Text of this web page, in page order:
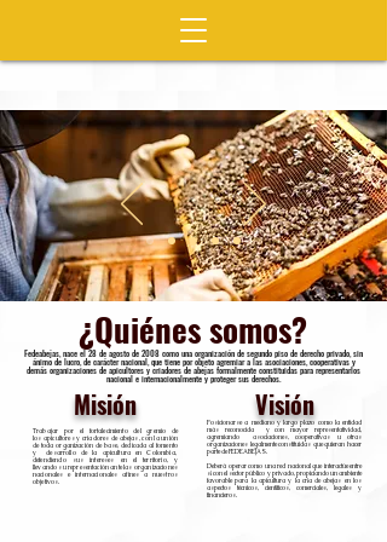
¿Quiénes somos?
Fedeabejas, nace el 28 de agosto de 2008 como una organización de segundo piso de derecho privado, sin
ánimo de lucro, de carácter nacional, que tiene por objeto agremiar a las asociaciones, cooperativas y
demás organizaciones de apicultores y criadores de abejas formalmente constituidas para representarlos
nacional e internacionalmente y proteger sus derechos.
Misión
Trabajar por el fortalecimiento del gremio de
los apicultores y criadores de abejas, con la unión
de toda organización de base, dedicada al fomento
y desarrollo de la apicultura en Colombia,
defendiendo sus intereses en el territorio, y
llevando su representación ante las organizaciones
nacionales e internacionales afines a nuestros
objetivos.
Visión
Posicionarse a mediano y largo plazo como la entidad
más reconocida y con mayor representatividad,
agremiando asociaciones, cooperativas u otras
organizaciones legalmente constituidas que quieran hacer
parte de FEDEABEJAS.
Deberá operar como una red nacional que interactúe entre
sí con el sector público y privado, propiciando un ambiente
favorable para la apicultura y la cría de abejas en los
aspectos técnicos, científicos, comerciales, legales y
financieros.